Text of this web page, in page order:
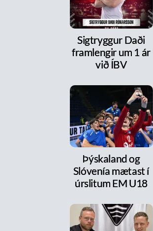
Sigtryggur Daði
framlengir um 1 ár
við ÍBV
Þýskaland og
Slóvenía mætast í
úrslitum EM U18